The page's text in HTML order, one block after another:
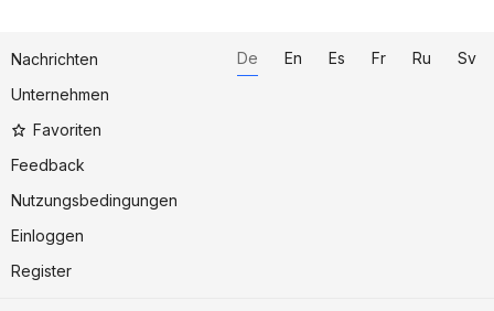
Nachrichten
Unternehmen
Favoriten
Feedback
Nutzungsbedingungen
Einloggen
Register
De En Es Fr Ru Sv